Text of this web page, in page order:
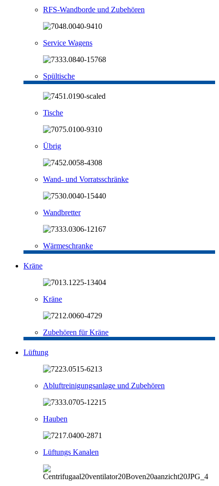
RFS-Wandborde und Zubehören
Service Wagens
Spültische
Tische
Übrig
Wand- und Vorratsschränke
Wandbretter
Wärmeschranke
Kräne
Kräne
Zubehören für Kräne
Lüftung
Abluftreinigungsanlage und Zubehören
Hauben
Lüftungs Kanalen